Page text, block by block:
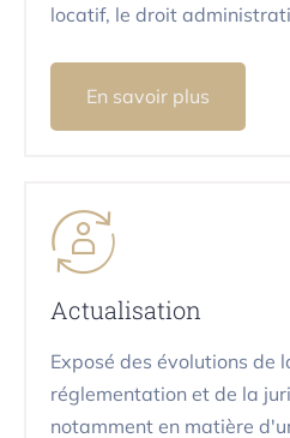
locatif, le droit
En savoir plus
Actualisation
Exposé des évolutions de
réglementation et de la
notamment en matière